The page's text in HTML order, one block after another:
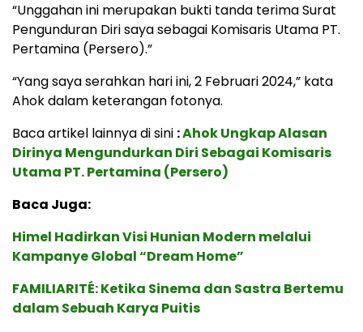
“Unggahan ini merupakan bukti tanda terima Surat
Pengunduran Diri saya sebagai Komisaris Utama PT.
Pertamina (Persero).”
“Yang saya serahkan hari ini, 2 Februari 2024,” kata
Ahok dalam keterangan fotonya.
Baca artikel lainnya di sini :Ahok Ungkap Alasan
Dirinya Mengundurkan Diri Sebagai Komisaris
Utama PT. Pertamina (Persero)
Baca Juga:
Himel Hadirkan Visi Hunian Modern melalui
Kampanye Global “Dream Home”
FAMILIARITÉ: Ketika Sinema dan Sastra Bertemu
dalam Sebuah Karya Puitis